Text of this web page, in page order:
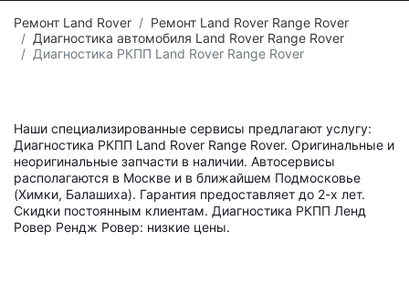
Ремонт Land Rover
Ремонт Land Rover Range Rover
Диагностика автомобиля Land Rover Range Rover
Диагностика РКПП Land Rover Range Rover
Наши специализированные сервисы предлагают услугу:
Диагностика РКПП Land Rover Range Rover. Оригинальные и
неоригинальные запчасти в наличии. Автосервисы
располагаются в Москве и в ближайшем Подмосковье
(Химки, Балашиха). Гарантия предоставляет до 2-х лет.
Скидки постоянным клиентам. Диагностика РКПП Ленд
Ровер Рендж Ровер: низкие цены.